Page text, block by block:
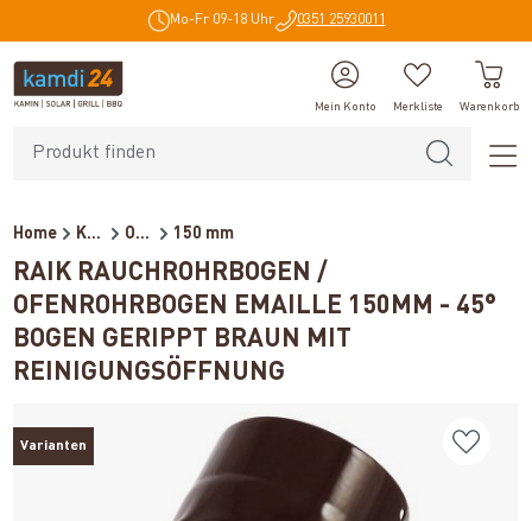
Mo-Fr 09-18 Uhr 0351 25930011
Mein Konto Merkliste Warenkorb
Home Kaminzubehör Ofenrohre für Holzöfen 150 mm
RAIK RAUCHROHRBOGEN /
OFENROHRBOGEN EMAILLE 150MM - 45°
BOGEN GERIPPT BRAUN MIT
REINIGUNGSÖFFNUNG
Varianten